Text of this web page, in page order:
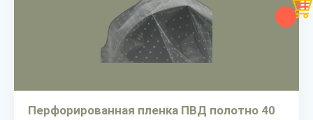
Перфорированная пленка ПВД полотно 40